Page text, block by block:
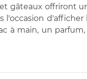
gâteaux offriront
à main, un